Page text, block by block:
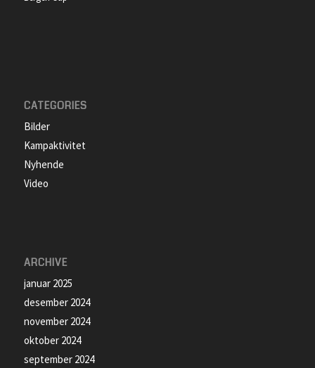
CATEGORIES
Bilder
Kampaktivitet
Nyhende
Video
ARCHIVE
januar 2025
desember 2024
november 2024
oktober 2024
september 2024